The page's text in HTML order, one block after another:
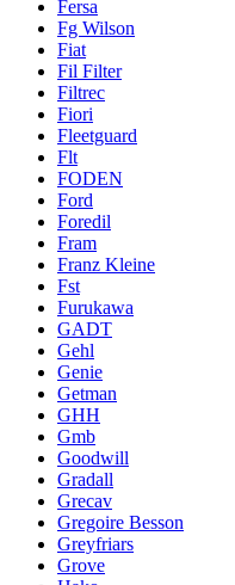
Fersa
Fg Wilson
Fiat
Fil Filter
Filtrec
Fiori
Fleetguard
Flt
FODEN
Ford
Foredil
Fram
Franz Kleine
Fst
Furukawa
GADT
Gehl
Genie
Getman
GHH
Gmb
Goodwill
Gradall
Grecav
Gregoire Besson
Greyfriars
Grove